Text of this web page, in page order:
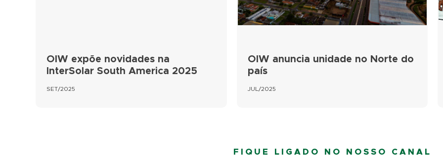
OIW expõe novidades na
InterSolar South America 2025
SET/2025
OIW anuncia unidade no Norte do
país
JUL/2025
FIQUE LIGADO NO NOSSO CANAL